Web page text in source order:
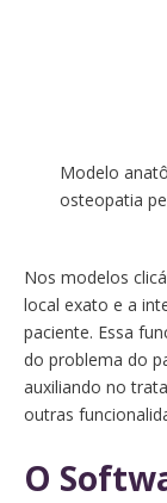
Modelo
osteopatia
Nos modelos
local exato e a
paciente. Essa
do problema do
auxiliando no
outras
O